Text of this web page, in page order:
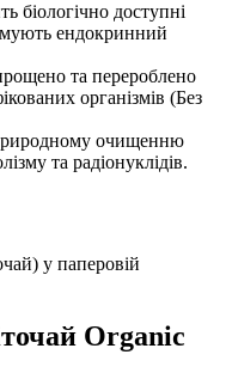
біологічно доступні
ендокринний
та перероблено
організмів (Без
очищенню
та радіонуклідів.
у паперовій
Organic